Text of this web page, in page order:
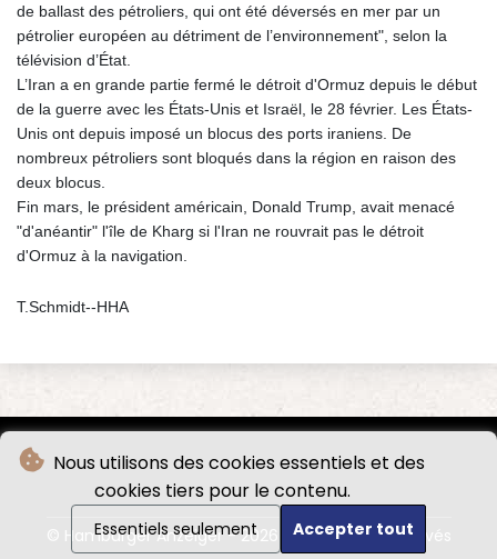
Nous utilisons des cookies essentiels et des
cookies tiers pour le contenu.
Essentiels seulement Accepter tout
de ballast des pétroliers, qui ont été déversés en mer par un
pétrolier européen au détriment de l’environnement", selon la
télévision d’État.
L’Iran a en grande partie fermé le détroit d'Ormuz depuis le début
de la guerre avec les États-Unis et Israël, le 28 février. Les États-
Unis ont depuis imposé un blocus des ports iraniens. De
nombreux pétroliers sont bloqués dans la région en raison des
deux blocus.
Fin mars, le président américain, Donald Trump, avait menacé
"d'anéantir" l'île de Kharg si l'Iran ne rouvrait pas le détroit
d'Ormuz à la navigation.
T.Schmidt--HHA
© Hamburger Anzeiger - 2026 - Tous droits réservés